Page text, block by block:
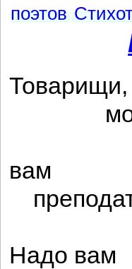
поэтов
Товарищи,
вам
Надо вам